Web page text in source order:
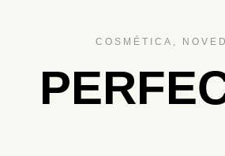
COSMÉTICA ,